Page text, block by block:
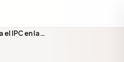
el IPC en la…